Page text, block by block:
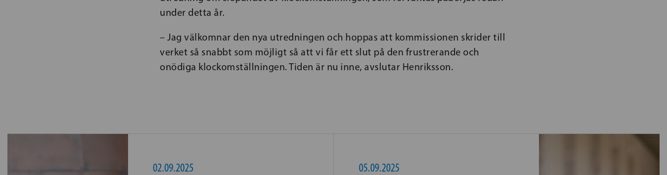
under detta år.
– Jag välkomnar den nya utredningen och hoppas att kommissionen skrider till
verket så snabbt som möjligt så att vi får ett slut på den frustrerande och
onödiga klockomställningen. Tiden är nu inne, avslutar Henriksson.
02.09.2025 05.09.2025